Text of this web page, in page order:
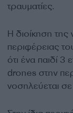
τραυματίες.
Η διοίκηση της
περιφέρειας
ότι ένα παιδί
drones στην
νοσηλεύεται